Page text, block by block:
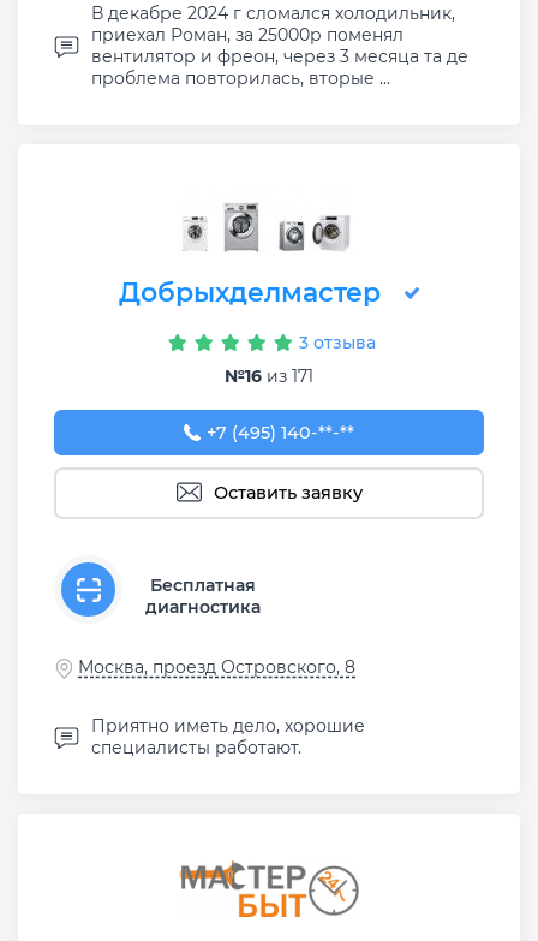
В декабре 2024 г сломался холодильник,
приехал Роман, за 25000р поменял
вентилятор и фреон, через 3 месяца та де
проблема повторилась, вторые ...
Добрыхделмастер
3 отзыва
№16 из 171
+7 (495) 140-10-75
+7 (495) 140-**-**
Оставить заявку
Бесплатная
диагностика
Москва, проезд Островского, 8
Приятно иметь дело, хорошие
специалисты работают.